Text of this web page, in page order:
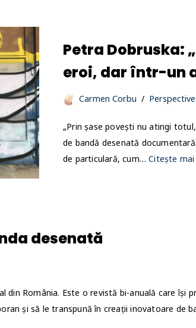
Petra Dobruska:
eroi, dar într-un
Carmen Corbu Perspective
„Prin șase povești nu atingi
de bandă desenată
de particulară, cum…Citește
desenată
din România. Este o revistă bi-anuală care își
și să le transpună în creații inovatoare de